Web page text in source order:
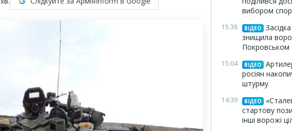
вибором
15:38 ВІДЕО
знищила
Покровськом
15:04 ВІДЕО
росіян
штурму
14:39 ВІДЕО
стартову
інші ворожі